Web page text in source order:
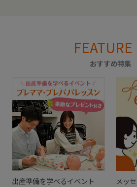
FEATURE
おすすめ特集
出産準備を学べるイベント
メッ